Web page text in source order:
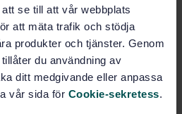
se till att vår webbplats
att mäta trafik och stödja
produkter och tjänster. Genom
du användning av
ditt medgivande eller anpassa
vår sida för Cookie-sekretess.
ISO 10555-7 ”Peripherally
med och påverka arbetet
Förbrukningsmaterial inom